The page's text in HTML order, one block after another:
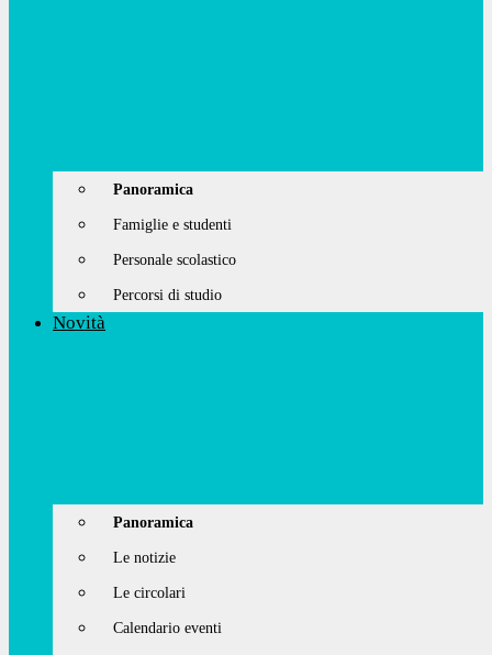
Panoramica
Famiglie e studenti
Personale scolastico
Percorsi di studio
Novità
Panoramica
Le notizie
Le circolari
Calendario eventi